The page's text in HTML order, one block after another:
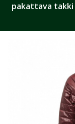
pakattava takki